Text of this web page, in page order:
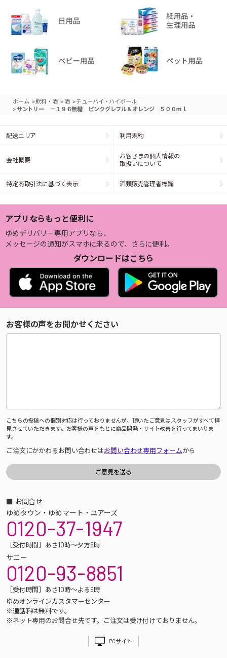
ホーム >飲料・酒 > 酒 >チューハイ・ハイボール
> サントリー －１９６無糖 ピンクグレフル＆オレンジ ５００ｍｌ
配送エリア 利用規約
会社概要
お客さまの個人情報の
取扱いについて
特定商取引法に基づく表示 酒類販売管理者標識
アプリならもっと便利に
ゆめデリバリー専用アプリなら、
メッセージの通知がスマホに来るので、さらに便利。
ダウンロードはこちら
お客様の声をお聞かせください
こちらの投稿への個別対応は行っておりませんが、頂いたご意見はスタッフがすべて拝
見させていただきます。お客様の声をもとに商品開発・サイト改善を行ってまいりま
す。
ご注文にかかわるお問い合わせはお問い合わせ専用フォームから
■ お問合せ
ゆめタウン・ゆめマート・ユアーズ
0120-37-1947
［受付時間］あさ10時～夕方6時
サニー
0120-93-8851
［受付時間］あさ10時～よる9時
ゆめオンラインカスタマーセンター
※通話料は無料です。
※ネット専用のお問合せ先です。ご注文は受け付けておりません。
PCサイト